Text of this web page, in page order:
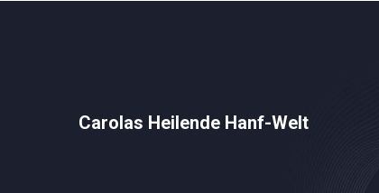
Carolas Heilende Hanf-Welt